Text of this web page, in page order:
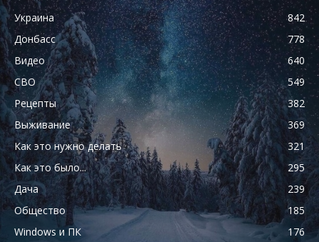
Украина
842
Донбасс
778
Видео
640
СВО
549
Рецепты
382
Выживание
369
Как это нужно делать
321
Как это было...
295
Дача
239
Общество
185
Windows и ПК
176